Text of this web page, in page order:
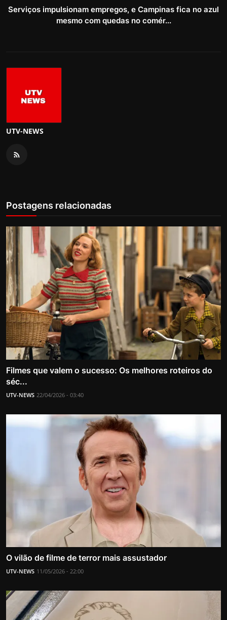
Serviços impulsionam empregos, e Campinas fica no azul
mesmo com quedas no comér...
UTV-NEWS
Postagens relacionadas
Filmes que valem o sucesso: Os melhores roteiros do
séc...
UTV-NEWS 22/04/2026 - 03:40
O vilão de filme de terror mais assustador
UTV-NEWS 11/05/2026 - 22:00